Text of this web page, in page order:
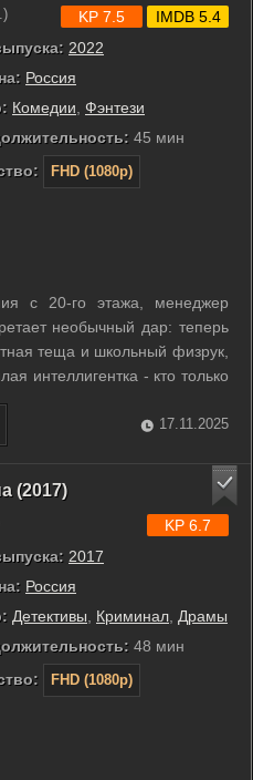
2022
Россия
Комедии Фэнтези
45 мин
FHD (1080p)
KP 7.5 IMDB 5.4
с 20-го этажа, менеджер
необычный дар: теперь
теща и школьный физрук,
интеллигентка - кто только
своими незаконченными
юный отец, пропавший в 20
17.11.2025
(2017)
2017
Россия
Детективы, Криминал, Драмы
48 мин
FHD (1080p)
KP 6.7